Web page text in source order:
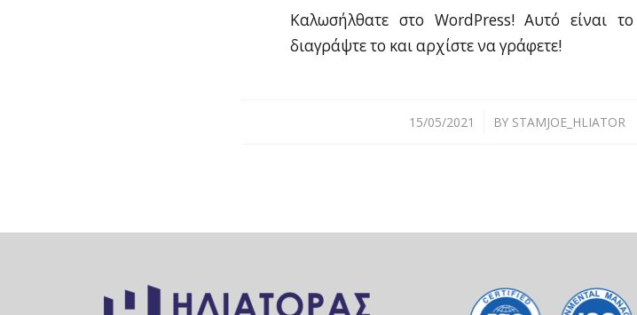
Καλωσήλθατε στο WordPress! Αυτό είναι
διαγράψτε το και αρχίστε να γράφετε!
15/05/2021
/ BY STAMJOE_HLIATOR